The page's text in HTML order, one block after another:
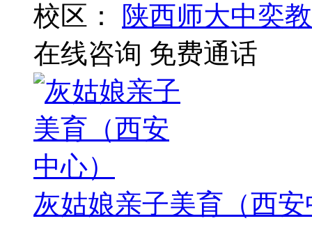
校区：
陕西师大中奕
在线咨询 免费通话
灰姑娘亲子美育（西